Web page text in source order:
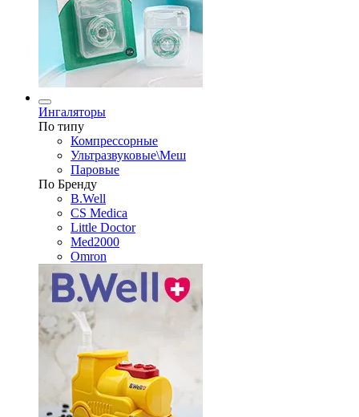
Ингаляторы
По типу
Компрессорные
Ультразвуковые\Меш
Паровые
По Бренду
B.Well
CS Medica
Little Doctor
Med2000
Omron